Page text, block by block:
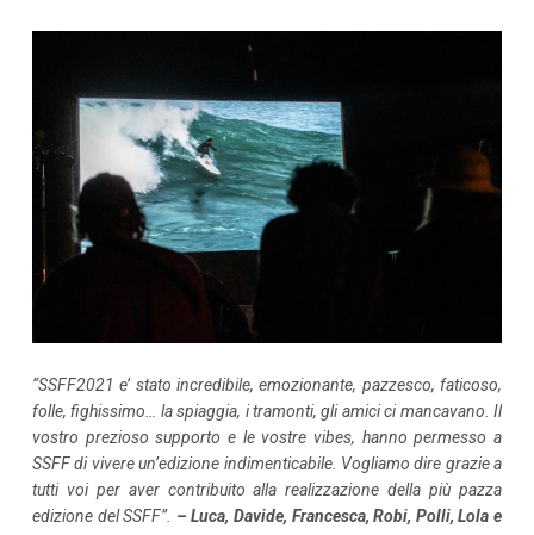
“SSFF2021 e’ stato incredibile, emozionante, pazzesco, faticoso,
folle, fighissimo… la spiaggia, i tramonti, gli amici ci mancavano. Il
vostro prezioso supporto e le vostre vibes, hanno permesso a
SSFF di vivere un’edizione indimenticabile. Vogliamo dire grazie a
tutti voi per aver contribuito alla realizzazione della più pazza
edizione del SSFF”. –Luca, Davide, Francesca, Robi, Polli, Lola e